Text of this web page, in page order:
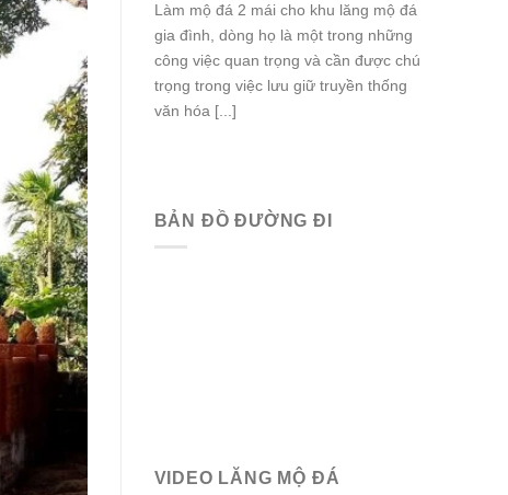
Làm mộ đá 2 mái cho khu lăng mộ đá
gia đình, dòng họ là một trong những
công việc quan trọng và cần được chú
trọng trong việc lưu giữ truyền thống
văn hóa [...]
BẢN ĐỒ ĐƯỜNG ĐI
VIDEO LĂNG MỘ ĐÁ